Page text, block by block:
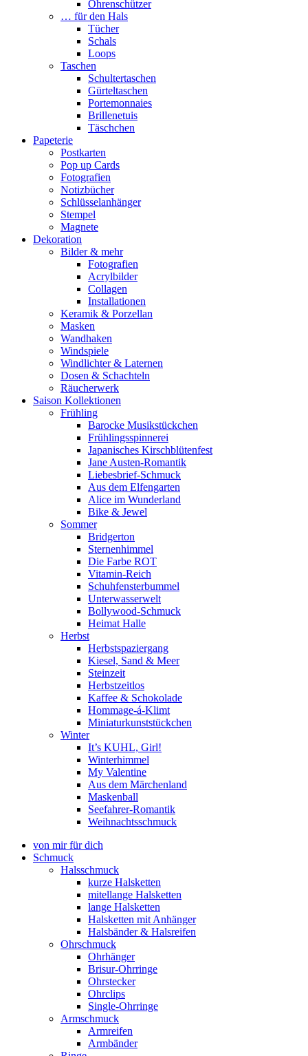
Ohrenschützer
… für den Hals
Tücher
Schals
Loops
Taschen
Schultertaschen
Gürteltaschen
Portemonnaies
Brillenetuis
Täschchen
Papeterie
Postkarten
Pop up Cards
Fotografien
Notizbücher
Schlüsselanhänger
Stempel
Magnete
Dekoration
Bilder & mehr
Fotografien
Acrylbilder
Collagen
Installationen
Keramik & Porzellan
Masken
Wandhaken
Windspiele
Windlichter & Laternen
Dosen & Schachteln
Räucherwerk
Saison Kollektionen
Frühling
Barocke Musikstückchen
Frühlingsspinnerei
Japanisches Kirschblütenfest
Jane Austen-Romantik
Liebesbrief-Schmuck
Aus dem Elfengarten
Alice im Wunderland
Bike & Jewel
Sommer
Bridgerton
Sternenhimmel
Die Farbe ROT
Vitamin-Reich
Schuhfensterbummel
Unterwasserwelt
Bollywood-Schmuck
Heimat Halle
Herbst
Herbstspaziergang
Kiesel, Sand & Meer
Steinzeit
Herbstzeitlos
Kaffee & Schokolade
Hommage-á-Klimt
Miniaturkunststückchen
Winter
It’s KUHL, Girl!
Winterhimmel
My Valentine
Aus dem Märchenland
Maskenball
Seefahrer-Romantik
Weihnachtsschmuck
von mir für dich
Schmuck
Halsschmuck
kurze Halsketten
mitellange Halsketten
lange Halsketten
Halsketten mit Anhänger
Halsbänder & Halsreifen
Ohrschmuck
Ohrhänger
Brisur-Ohrringe
Ohrstecker
Ohrclips
Single-Ohrringe
Armschmuck
Armreifen
Armbänder